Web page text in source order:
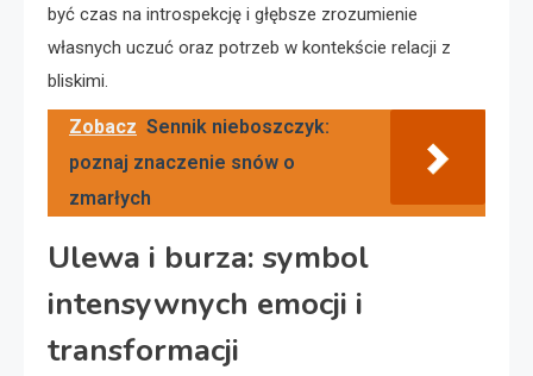
być czas na introspekcję i głębsze zrozumienie
własnych uczuć oraz potrzeb w kontekście relacji z
bliskimi.
Zobacz Sennik nieboszczyk:
poznaj znaczenie snów o
zmarłych
Ulewa i burza: symbol
intensywnych emocji i
transformacji